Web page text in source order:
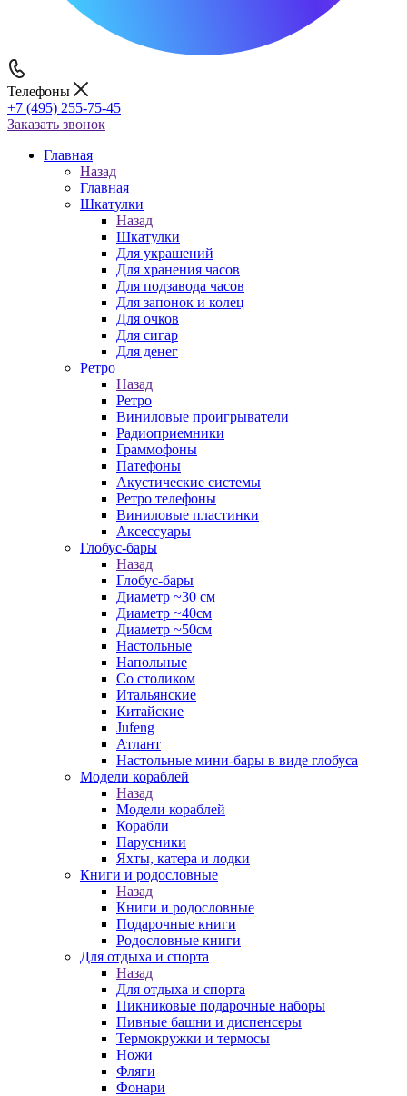
Телефоны
+7 (495) 255-75-45
Заказать звонок
Главная
Назад
Главная
Шкатулки
Назад
Шкатулки
Для украшений
Для хранения часов
Для подзавода часов
Для запонок и колец
Для очков
Для сигар
Для денег
Ретро
Назад
Ретро
Виниловые проигрыватели
Радиоприемники
Граммофоны
Патефоны
Акустические системы
Ретро телефоны
Виниловые пластинки
Аксессуары
Глобус-бары
Назад
Глобус-бары
Диаметр ~30 см
Диаметр ~40см
Диаметр ~50см
Настольные
Напольные
Со столиком
Итальянские
Китайские
Jufeng
Атлант
Настольные мини-бары в виде глобуса
Модели кораблей
Назад
Модели кораблей
Корабли
Парусники
Яхты, катера и лодки
Книги и родословные
Назад
Книги и родословные
Подарочные книги
Родословные книги
Для отдыха и спорта
Назад
Для отдыха и спорта
Пикниковые подарочные наборы
Пивные башни и диспенсеры
Термокружки и термосы
Ножи
Фляги
Фонари